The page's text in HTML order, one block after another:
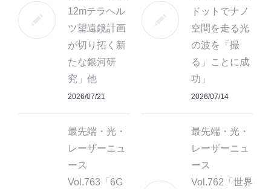
12mテラヘル
ツ望遠鏡計画
が切り拓く新
たな銀河研
究」他
2026/07/21
ドットでナノ
空間を走る光
の波を「撮
る」ことに成
功」
2026/07/14
最先端・光・
レーザーニュ
ース
Vol.763「6G
最先端・光・
レーザーニュ
ース
Vol.762「世界